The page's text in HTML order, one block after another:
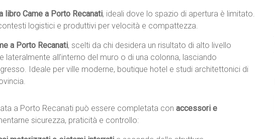
libro Came a Porto Recanati, ideali dove lo spazio di apertura è limitato.
logistici e produttivi per velocità e compattezza.
a Porto Recanati, scelti da chi desidera un risultato di alto livello
lateralmente all’interno del muro o di una colonna, lasciando
Ideale per ville moderne, boutique hotel e studi architettonici di
a Porto Recanati può essere completata con accessori e
sicurezza, praticità e controllo: